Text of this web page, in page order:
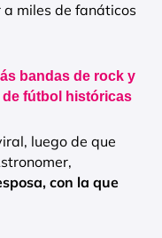
miles de fanáticos
bandas de rock y
de fútbol históricas
luego de que
con la que